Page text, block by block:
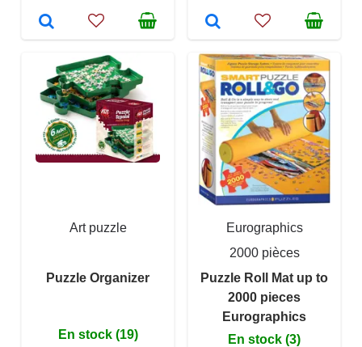
Art puzzle
Puzzle Organizer
En stock (19)
Eurographics
2000 pièces
Puzzle Roll Mat up to
2000 pieces
Eurographics
En stock (3)